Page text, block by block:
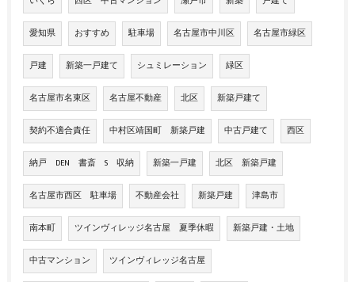
愛知県 おすすめ 駐車場 名古屋市中川区 名古屋市緑区
戸建 新築一戸建て シュミレーション 緑区
名古屋市名東区 名古屋不動産 北区 新築戸建て
契約不適合責任 中村区靖国町 新築戸建 中古戸建て 西区
納戸 DEN 書斎 S 収納 新築一戸建 北区 新築戸建
名古屋市西区 駐車場 不動産会社 新築戸建 津島市
南本町 ツインヴィレッジ名古屋 夏季休暇 新築戸建・土地
中古マンション ツインヴィレッジ名古屋